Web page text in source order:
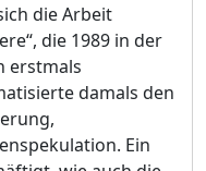
die Arbeit
die 1989 in der
erstmals
damals den
Ein